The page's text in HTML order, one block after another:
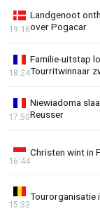
Landgenoot
over Pogacar
19:16
Familie-uitstap
Tourritwinnaar
18:24
Niewiadoma
Reusser
17:50
Christen wint in
16:44
Tourorganisatie
15:33